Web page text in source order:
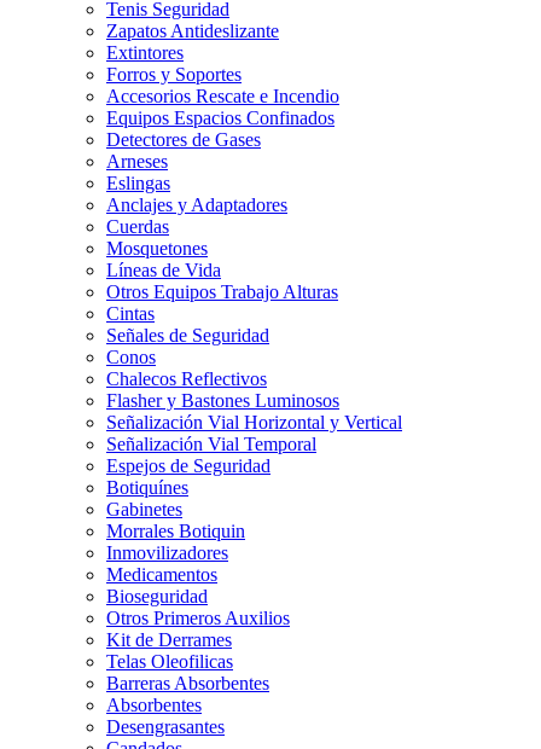
Tenis Seguridad
Zapatos Antideslizante
Extintores
Forros y Soportes
Accesorios Rescate e Incendio
Equipos Espacios Confinados
Detectores de Gases
Arneses
Eslingas
Anclajes y Adaptadores
Cuerdas
Mosquetones
Líneas de Vida
Otros Equipos Trabajo Alturas
Cintas
Señales de Seguridad
Conos
Chalecos Reflectivos
Flasher y Bastones Luminosos
Señalización Vial Horizontal y Vertical
Señalización Vial Temporal
Espejos de Seguridad
Botiquínes
Gabinetes
Morrales Botiquin
Inmovilizadores
Medicamentos
Bioseguridad
Otros Primeros Auxilios
Kit de Derrames
Telas Oleofilicas
Barreras Absorbentes
Absorbentes
Desengrasantes